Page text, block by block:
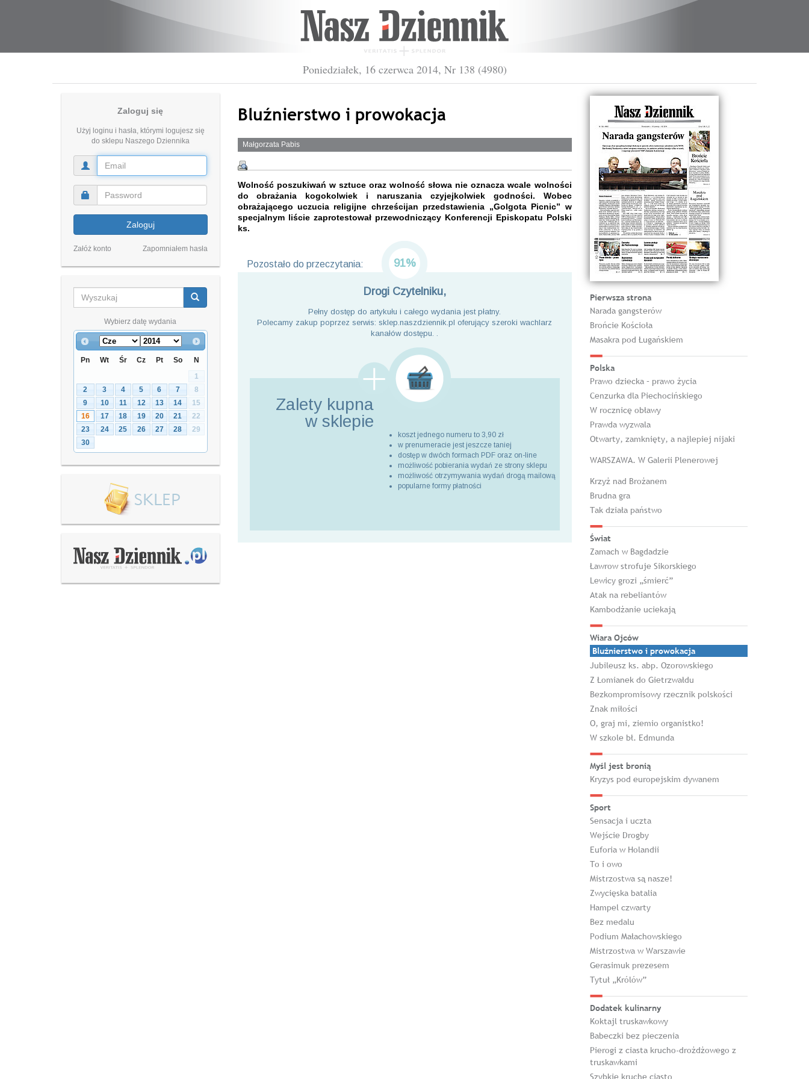
Poniedziałek, 16 czerwca 2014, Nr 138 (4980)
Zaloguj się
Użyj loginu i hasła, którymi logujesz się
do sklepu Naszego Dziennika
Zaloguj
Załóż konto Zapomniałem hasła
Wybierz datę wydania
Pn Wt Śr Cz Pt So
N
1
2
3 4 5 6 7
8
9
10 11 12 13 14
15
16
17 18 19 20 21
22
23
24 25 26 27 28
29
30
Bluźnierstwo i prowokacja
Małgorzata Pabis
Wolność poszukiwań w sztuce oraz wolność słowa nie oznacza wcale wolności
do obrażania kogokolwiek i naruszania czyjejkolwiek godności. Wobec
obrażającego uczucia religijne chrześcijan przedstawienia „Golgota Picnic” w
specjalnym liście zaprotestował przewodniczący Konferencji Episkopatu Polski
ks.
Pozostało do przeczytania: 91%
Drogi Czytelniku,
Pełny dostęp do artykułu i całego wydania jest płatny.
Polecamy zakup poprzez serwis: sklep.naszdziennik.pl oferujący szeroki wachlarz
kanałów dostępu. .
Zalety kupna
w sklepie
koszt jednego numeru to 3,90 zł
w prenumeracie jest jeszcze taniej
dostęp w dwóch formach PDF oraz on-line
możliwość pobierania wydań ze strony sklepu
możliwość otrzymywania wydań drogą mailową
popularne formy płatności
Pierwsza strona
Narada gangsterów
Brońcie Kościoła
Masakra pod Ługańskiem
Polska
Prawo dziecka – prawo życia
Cenzurka dla Piechocińskiego
W rocznicę obławy
Prawda wyzwala
Otwarty, zamknięty, a najlepiej nijaki
WARSZAWA. W Galerii Plenerowej
Krzyż nad Brożanem
Brudna gra
Tak działa państwo
Świat
Zamach w Bagdadzie
Ławrow strofuje Sikorskiego
Lewicy grozi „śmierć”
Atak na rebeliantów
Kambodżanie uciekają
Wiara Ojców
Bluźnierstwo i prowokacja
Jubileusz ks. abp. Ozorowskiego
Z Łomianek do Gietrzwałdu
Bezkompromisowy rzecznik polskości
Znak miłości
O, graj mi, ziemio organistko!
W szkole bł. Edmunda
Myśl jest bronią
Kryzys pod europejskim dywanem
Sport
Sensacja i uczta
Wejście Drogby
Euforia w Holandii
To i owo
Mistrzostwa są nasze!
Zwycięska batalia
Hampel czwarty
Bez medalu
Podium Małachowskiego
Mistrzostwa w Warszawie
Gerasimuk prezesem
Tytuł „Królów”
Dodatek kulinarny
Koktajl truskawkowy
Babeczki bez pieczenia
Pierogi z ciasta krucho-drożdżowego z
truskawkami
Szybkie kruche ciasto